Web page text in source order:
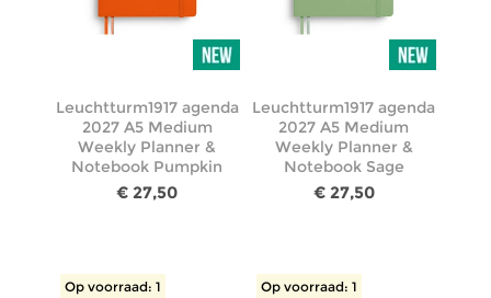
Leuchtturm1917 agenda
2027 A5 Medium
Weekly Planner &
Notebook Pumpkin
€ 27,50
Leuchtturm1917 agenda
2027 A5 Medium
Weekly Planner &
Notebook Sage
€ 27,50
Op voorraad: 1 Op voorraad: 1